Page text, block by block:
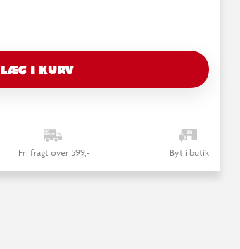
LÆG I KURV
Fri fragt over 599,- Byt i butik